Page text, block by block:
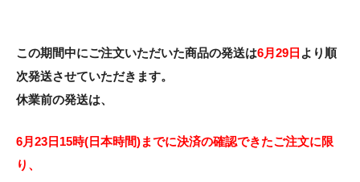
この期間中にご注文いただいた商品の発送は6月29日 より順
次発送させていただきます。
休業前の発送は、
6月23日15時(日本時間)までに決済の確認できたご注文に限
り、